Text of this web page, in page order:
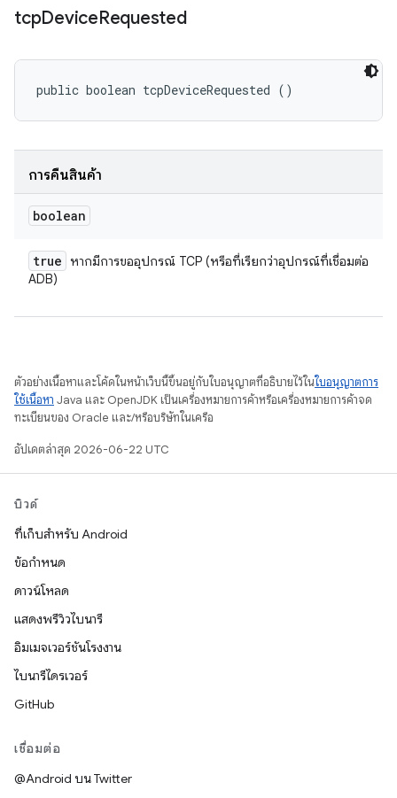
tcpDeviceRequested
public boolean tcpDeviceRequested ()
การคืนสินค้า
boolean
true หากมีการขออุปกรณ์ TCP (หรือที่เรียกว่าอุปกรณ์ที่เชื่อมต่อ
ADB)
ตัวอย่างเนื้อหาและโค้ดในหน้าเว็บนี้ขึ้นอยู่กับใบอนุญาตที่อธิบายไว้ในใบอนุญาตการ
ใช้เนื้อหา Java และ OpenJDK เป็นเครื่องหมายการค้าหรือเครื่องหมายการค้าจด
ทะเบียนของ Oracle และ/หรือบริษัทในเครือ
อัปเดตล่าสุด 2026-06-22 UTC
บิวด์
ที่เก็บสำหรับ Android
ข้อกำหนด
ดาวน์โหลด
แสดงพรีวิวไบนารี
อิมเมจเวอร์ชันโรงงาน
ไบนารีไดรเวอร์
GitHub
เชื่อมต่อ
@Android บน Twitter